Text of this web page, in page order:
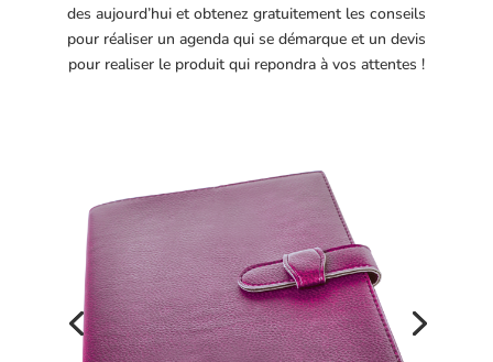
des aujourd’hui et obtenez gratuitement les conseils
pour réaliser un agenda qui se démarque et un devis
pour realiser le produit qui repondra à vos attentes !